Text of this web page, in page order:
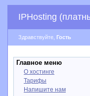
IPHosting
Здравствуйте, Гость
Главное меню
О хостинге
Тарифы
Напишите нам